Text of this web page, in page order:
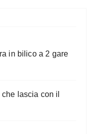
in bilico a 2 gare
lascia con il